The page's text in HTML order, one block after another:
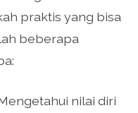
praktis yang bisa
beberapa
nilai diri